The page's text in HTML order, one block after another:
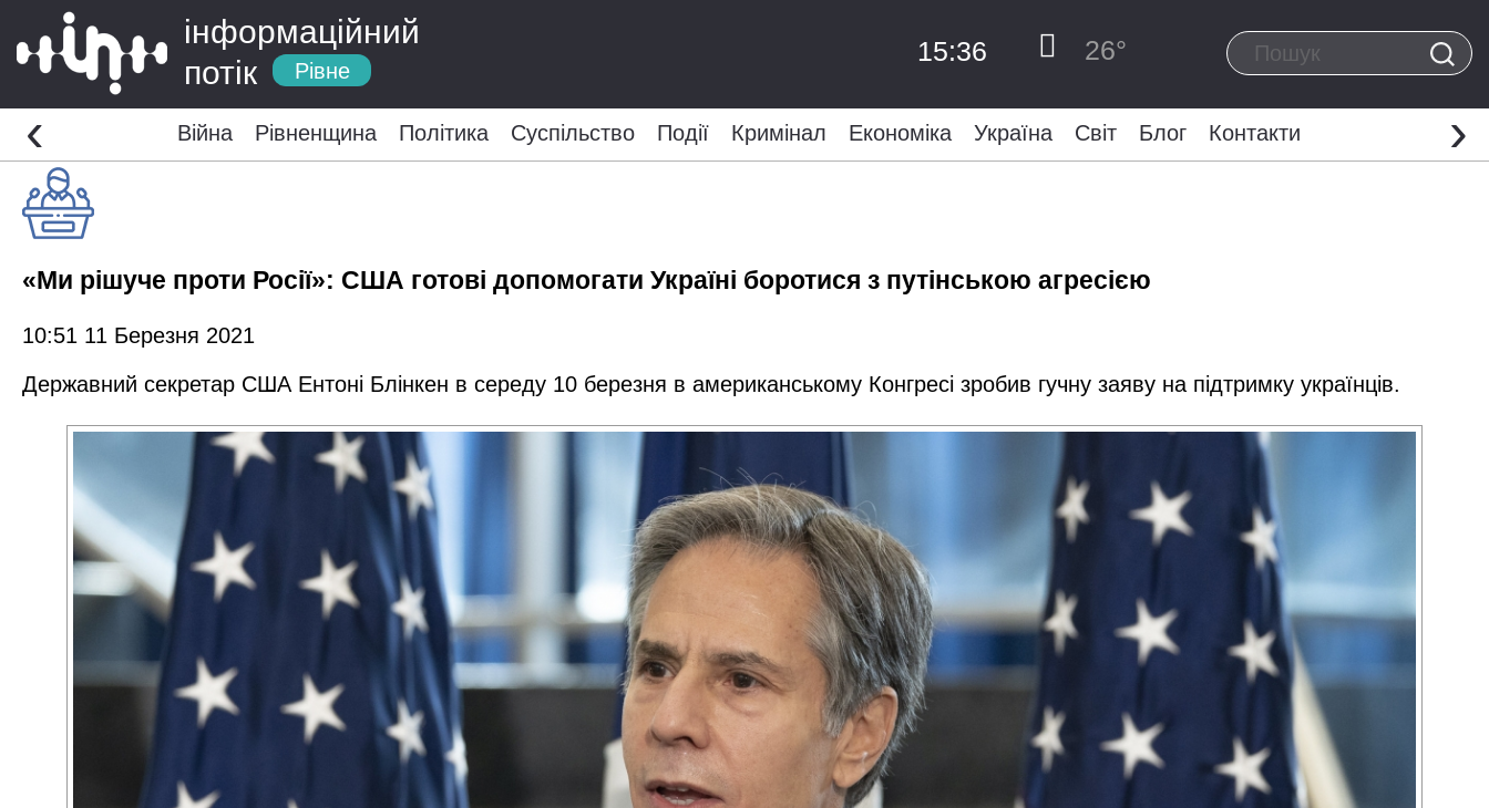
інформаційний
потік
Рівне
15:36 26°
Війна Рівненщина Політика Суспільство Події Кримінал Економіка Україна Світ Блог Контакти
‹ ›
«Ми рішуче проти Росії»: США готові допомогати Україні боротися з путінською агресією
10:51 11 Березня 2021
Державний секретар США Ентоні Блінкен в середу 10 березня в американському Конгресі зробив гучну заяву на підтримку українців.